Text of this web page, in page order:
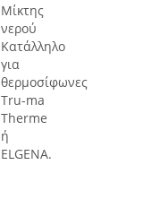
Μίκτης
νερού
Κατάλληλο
για
θερμοσίφωνες
Tru-ma
Therme
ή
ELGENA.